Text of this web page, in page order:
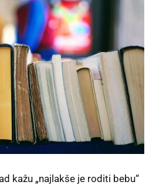
kažu „najlakše je roditi bebu“